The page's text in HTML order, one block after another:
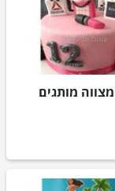
מותגים